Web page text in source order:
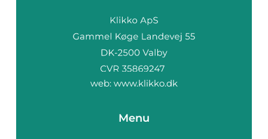
web: www.klikko.dk
Menu